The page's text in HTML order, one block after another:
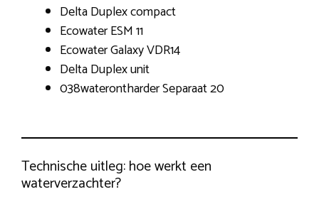
Delta Duplex compact
Ecowater ESM 11
Ecowater Galaxy VDR14
Delta Duplex unit
038waterontharder Separaat 20
Technische uitleg: hoe werkt een
waterverzachter?